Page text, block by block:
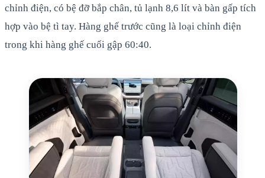
chỉnh điện, có bệ đỡ bắp chân, tủ lạnh 8,6 lít và bàn gấp tích
hợp vào bệ tì tay. Hàng ghế trước cũng là loại chỉnh điện
trong khi hàng ghế cuối gập 60:40.